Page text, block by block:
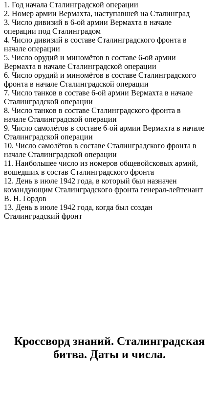
1. Год начала Сталинградской операции
2. Номер армии Вермахта, наступавшей на Сталинград
3. Число дивизий в 6-ой армии Вермахта в начале
операции под Сталинградом
4. Число дивизий в составе Сталинградского фронта в
начале операции
5. Число орудий и миномётов в составе 6-ой армии
Вермахта в начале Сталинградской операции
6. Число орудий и миномётов в составе Сталинградского
фронта в начале Сталинградской операции
7. Число танков в составе 6-ой армии Вермахта в начале
Сталинградской операции
8. Число танков в составе Сталинградского фронта в
начале Сталинградской операции
9. Число самолётов в составе 6-ой армии Вермахта в начале
Сталинградской операции
10. Число самолётов в составе Сталинградского фронта в
начале Сталинградской операции
11. Наибольшее число из номеров общевойсковых армий,
вошедших в состав Сталинградского фронта
12. День в июле 1942 года, в который был назначен
командующим Сталинградского фронта генерал-лейтенант
В. Н. Гордов
13. День в июле 1942 года, когда был создан
Сталинградский фронт
Кроссворд знаний. Сталинградская
битва. Даты и числа.